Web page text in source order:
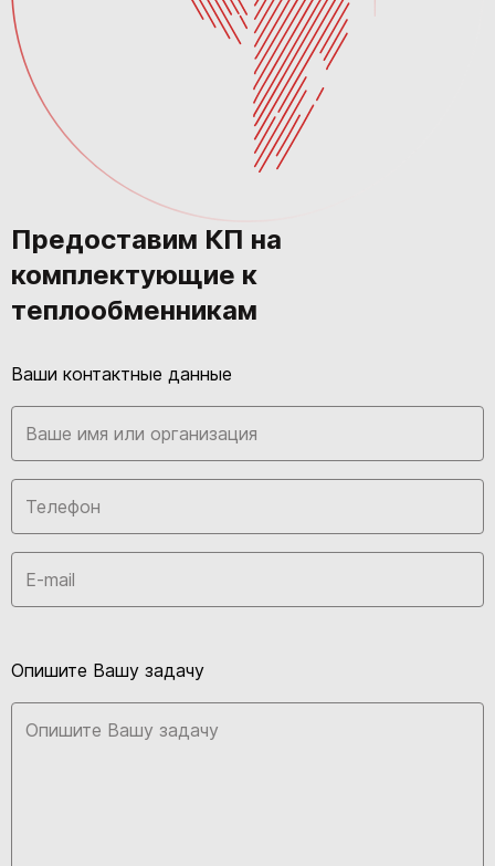
Предоставим КП на
комплектующие к
теплообменникам
Ваши контактные данные
Опишите Вашу задачу